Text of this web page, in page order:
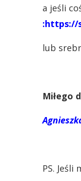
a jeśli
:https://
lub
Miłego
PS.